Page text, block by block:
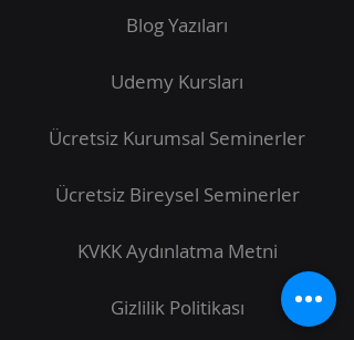
BlogYazıları
Udemy Kursları
Ücretsiz Kurumsal Seminerler
Ücretsiz Bireysel Seminerler
KVKK Aydınlatma Metni
Gizlilik Politikası